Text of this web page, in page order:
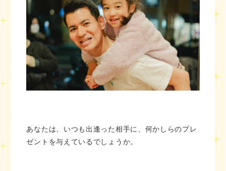
あなたは、いつも出逢った相手に、何かしらのプレ
ゼントを与えているでしょうか。